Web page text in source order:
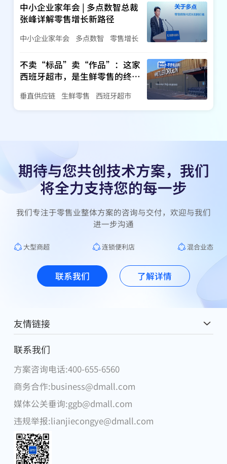
中小企业家年会 | 多点数智总裁
张峰详解零售增长新路径
中小企业家年会 多点数智 零售增长
不卖“标品”卖“作品”：这家
西班牙超市，是生鲜零售的终极
垂直供应链 生鲜零售 西班牙超市
期待与您共创技术方案，我们
将全力支持您的每一步
我们专注于零售业整体方案的咨询与交付，欢迎与我们
进一步沟通
大型商超 连锁便利店 混合业态
联系我们 了解详情
友情链接
麦德龙中国
腾讯
物美集团
DFI零售集团
步步高集团
联系我们
方案咨询电话:400-655-6560
商务合作:business@dmall.com
媒体公关垂询:ggb@dmall.com
违规举报:lianjiecongye@dmall.com